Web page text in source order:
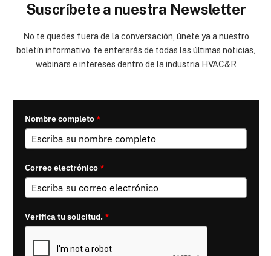
Suscríbete a nuestra Newsletter
No te quedes fuera de la conversación, únete ya a nuestro
boletín informativo, te enterarás de todas las últimas noticias,
webinars e intereses dentro de la industria HVAC&R
Nombre completo*
Correo electrónico*
Verifica tu solicitud.*